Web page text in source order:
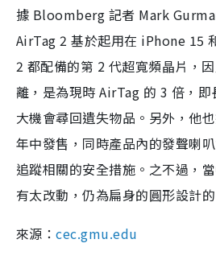
據 Bloomberg 記者 Mark
AirTag 2 基於起用在 iPhone 15
2 都配備的第 2 代超寬頻晶片，
離，是為現時 AirTag 的 3 倍，
大機會尋回遺失物品。另外，他
年中發售，同時產品內的發聲喇
追蹤相關的安全措施。之不過，
有太改動，仍為扁身的圓形設計的
來源：cec.gmu.edu